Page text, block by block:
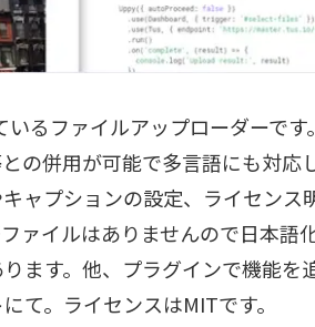
いるファイルアップローダーで
の併用が可能で多言語にも対応
ャプションの設定、ライセンス
ァイルはありませんので日本語
ます。他、プラグインで機能を
て。ライセンスはMITです。